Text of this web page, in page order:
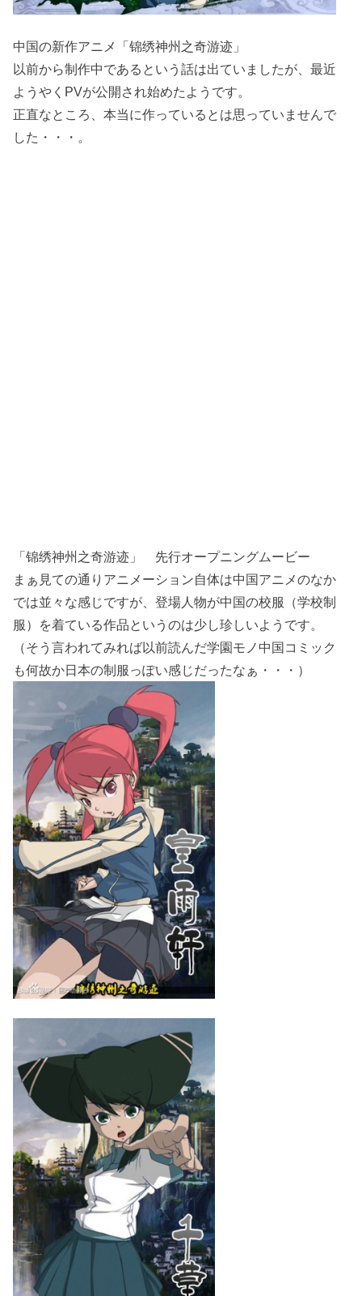
中国の新作アニメ「锦绣神州之奇游迹」
以前から制作中であるという話は出ていましたが、最近
ようやくPVが公開され始めたようです。
正直なところ、本当に作っているとは思っていませんで
した・・・。
「锦绣神州之奇游迹」 先行オープニングムービー
まぁ見ての通りアニメーション自体は中国アニメのなか
では並々な感じですが、登場人物が中国の校服（学校制
服）を着ている作品というのは少し珍しいようです。
（そう言われてみれば以前読んだ学園モノ中国コミック
も何故か日本の制服っぽい感じだったなぁ・・・）